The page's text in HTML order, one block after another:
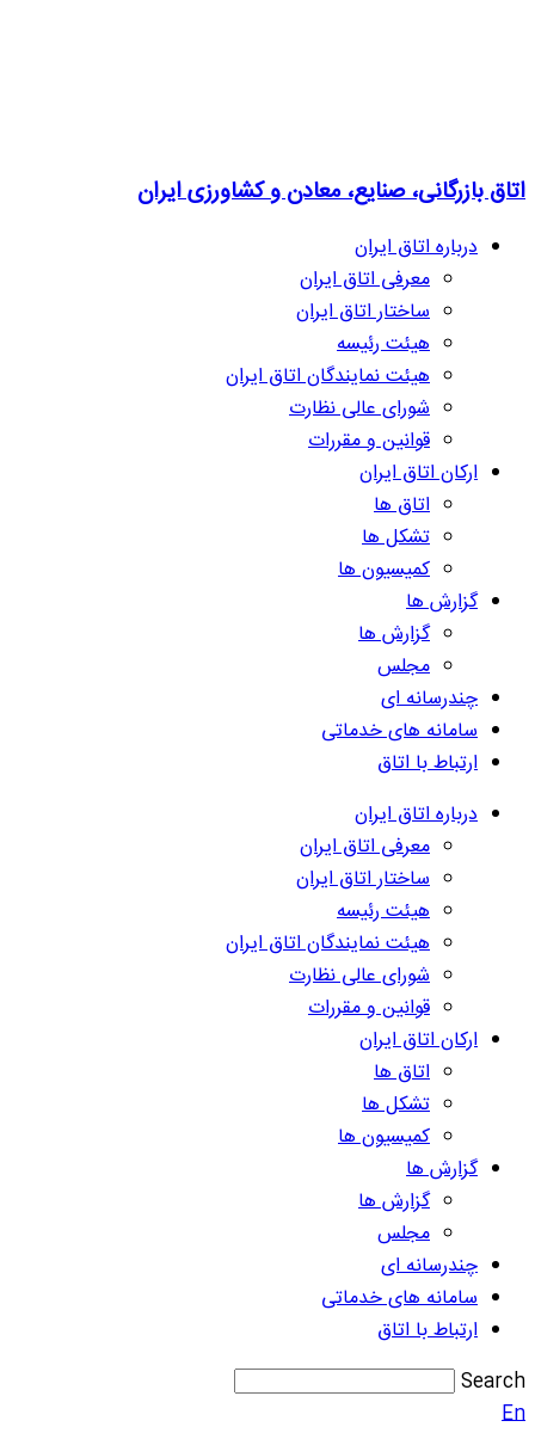
اتاق بازرگانی، صنایع، معادن و کشاورزی ایران
درباره اتاق ایران
معرفی اتاق ایران
ساختار اتاق ایران
هیئت رئیسه
هیئت نمایندگان اتاق ایران
شورای عالی نظارت
قوانین و مقررات
ارکان اتاق ایران
اتاق ها
تشکل ها
کمیسیون ها
گزارش ها
گزارش ها
مجلس
چندرسانه ای
سامانه های خدماتی
ارتباط با اتاق
درباره اتاق ایران
معرفی اتاق ایران
ساختار اتاق ایران
هیئت رئیسه
هیئت نمایندگان اتاق ایران
شورای عالی نظارت
قوانین و مقررات
ارکان اتاق ایران
اتاق ها
تشکل ها
کمیسیون ها
گزارش ها
گزارش ها
مجلس
چندرسانه ای
سامانه های خدماتی
ارتباط با اتاق
Search
En